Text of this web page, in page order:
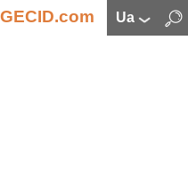
GECID.com ua